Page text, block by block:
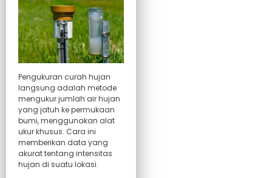
Pengukuran curah hujan
langsung adalah metode
mengukur jumlah air hujan
yang jatuh ke permukaan
bumi, menggunakan alat
ukur khusus. Cara ini
memberikan data yang
akurat tentang intensitas
hujan di suatu lokasi.